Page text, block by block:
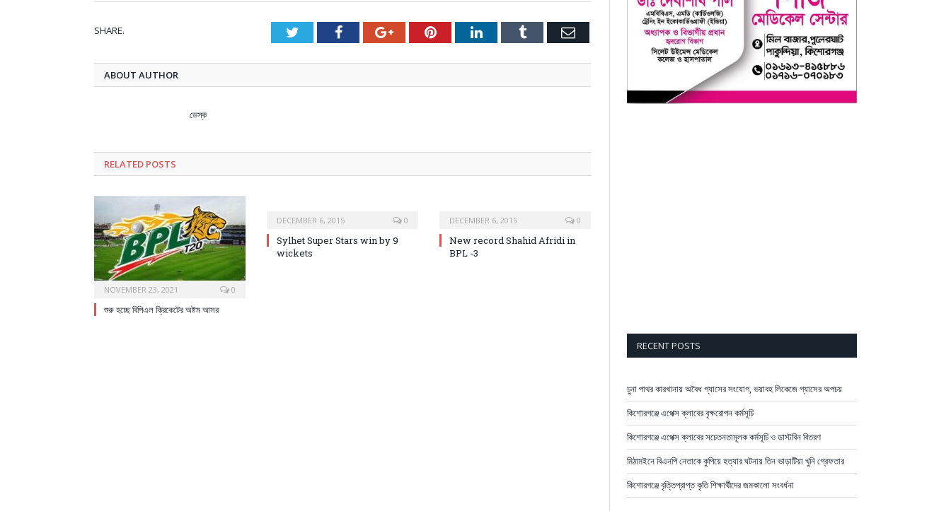
SHARE. TwitterFacebookGoogle+PinterestLinkedInTumblr Email
ABOUT AUTHOR
ডেস্ক
RELATED POSTS
NOVEMBER 23, 2021 0
শুরু হচ্ছে বিপিএল ক্রিকেটের অষ্টম আসর
DECEMBER 6, 2015 0
Sylhet Super Stars win by 9
wickets
DECEMBER 6, 2015 0
New record Shahid Afridi in
BPL -3
RECENT POSTS
চুনা পাথর কারখানায় অবৈধ গ্যাসের সংযোগ, ভয়াবহ লিকেজে গ্যাসের অপচয়
কিশোরগঞ্জে এপেক্স ক্লাবের বৃক্ষরোপন কর্মসূচি
কিশোরগঞ্জে এপেক্স ক্লাবের সচেতনতামূলক কর্মসূচি ও ডাস্টবিন বিতরণ
মিঠামইনে বিএনপি নেতাকে কুপিয়ে হত্যার ঘটনায় তিন ভাড়াটিয়া খুনি গ্রেফতার
কিশোরগঞ্জে বৃত্তিপ্রাপ্ত কৃতি শিক্ষার্থীদের জমকালো সংবর্ধনা